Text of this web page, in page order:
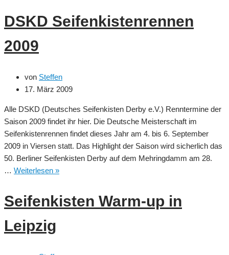
DSKD Seifenkistenrennen
2009
von Steffen
17. März 2009
Alle DSKD (Deutsches Seifenkisten Derby e.V.) Renntermine der
Saison 2009 findet ihr hier. Die Deutsche Meisterschaft im
Seifenkistenrennen findet dieses Jahr am 4. bis 6. September
2009 in Viersen statt. Das Highlight der Saison wird sicherlich das
50. Berliner Seifenkisten Derby auf dem Mehringdamm am 28.
… Weiterlesen »DSKD
2009
Seifenkisten Warm-up in
Leipzig